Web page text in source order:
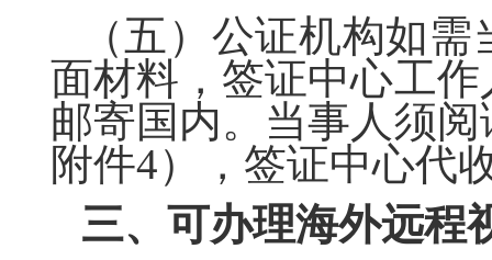
（五）公证机构如
面材料，签证中心工
邮寄国内。当事人须
附件4），签证中心代
三、可办理海外远程